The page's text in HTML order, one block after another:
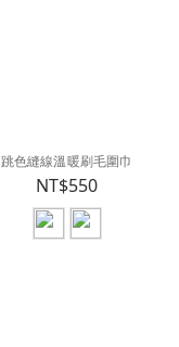
跳色縫線溫暖刷毛圍巾
NT$550